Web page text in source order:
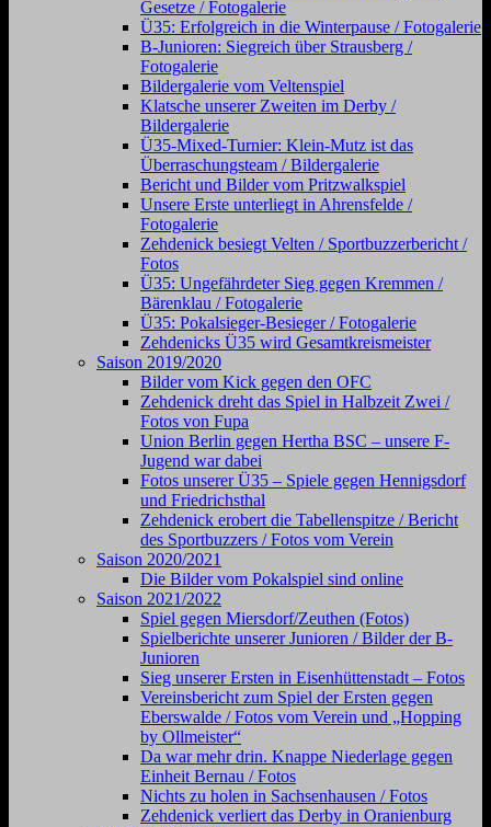
Gesetze / Fotogalerie
Ü35: Erfolgreich in die Winterpause / Fotogalerie
B-Junioren: Siegreich über Strausberg /
Fotogalerie
Bildergalerie vom Veltenspiel
Klatsche unserer Zweiten im Derby /
Bildergalerie
Ü35-Mixed-Turnier: Klein-Mutz ist das
Überraschungsteam / Bildergalerie
Bericht und Bilder vom Pritzwalkspiel
Unsere Erste unterliegt in Ahrensfelde /
Fotogalerie
Zehdenick besiegt Velten / Sportbuzzerbericht /
Fotos
Ü35: Ungefährdeter Sieg gegen Kremmen /
Bärenklau / Fotogalerie
Ü35: Pokalsieger-Besieger / Fotogalerie
Zehdenicks Ü35 wird Gesamtkreismeister
Saison 2019/2020
Bilder vom Kick gegen den OFC
Zehdenick dreht das Spiel in Halbzeit Zwei /
Fotos von Fupa
Union Berlin gegen Hertha BSC – unsere F-
Jugend war dabei
Fotos unserer Ü35 – Spiele gegen Hennigsdorf
und Friedrichsthal
Zehdenick erobert die Tabellenspitze / Bericht
des Sportbuzzers / Fotos vom Verein
Saison 2020/2021
Die Bilder vom Pokalspiel sind online
Saison 2021/2022
Spiel gegen Miersdorf/Zeuthen (Fotos)
Spielberichte unserer Junioren / Bilder der B-
Junioren
Sieg unserer Ersten in Eisenhüttenstadt – Fotos
Vereinsbericht zum Spiel der Ersten gegen
Eberswalde / Fotos vom Verein und „Hopping
by Ollmeister“
Da war mehr drin. Knappe Niederlage gegen
Einheit Bernau / Fotos
Nichts zu holen in Sachsenhausen / Fotos
Zehdenick verliert das Derby in Oranienburg